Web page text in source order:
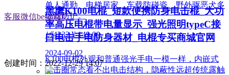
黑鹰K100电棍_短款便携防身电击棍_大功
率高压电棍带电量显示_强光照明typeC接
口电击手电防身器材_电棍专买商城官网
K100电棍外观和普通强光手电一模一样，内嵌式
电击圈常态看不出电击结构，隐蔽性远超传统露触
单人通勤、电梯居家、车载防碰瓷、野外驱恶犬多
场景防护。
넶4232 ¥ 149.00
2024-09-02
创建时间： 2022-12-29 14:07
客服微信besda002